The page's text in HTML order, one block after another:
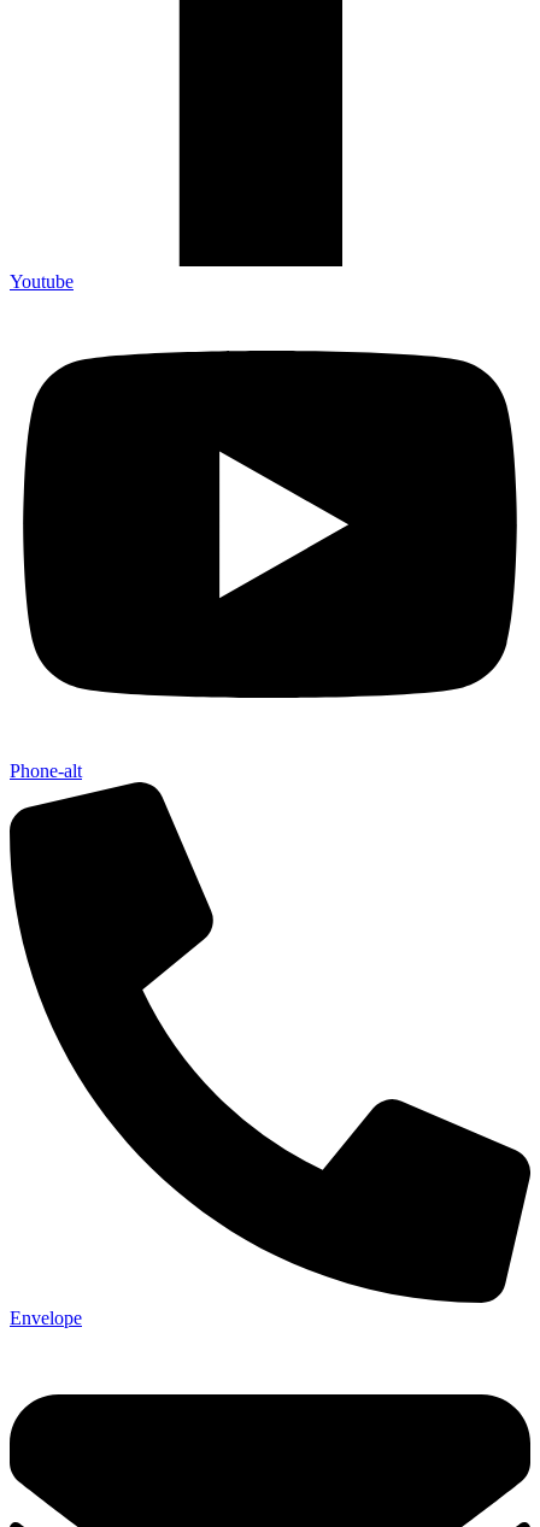
Youtube
Phone-alt
Envelope